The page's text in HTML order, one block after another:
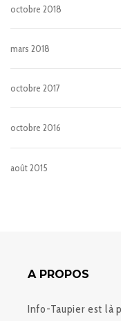
octobre 2018
mars 2018
octobre 2017
octobre 2016
août 2015
A PROPOS
Info-Taupier est là